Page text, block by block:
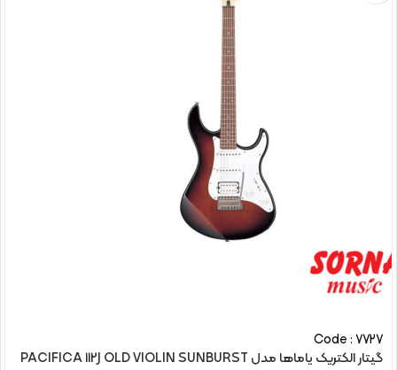
Code : 7727
گیتار الکتريک یاماها مدل PACIFICA 112J OLD VIOLIN SUNBURST